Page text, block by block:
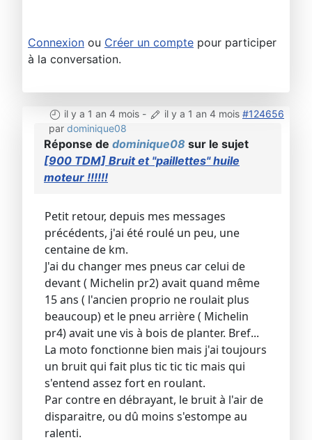
Connexion ou Créer un compte pour participer
à la conversation.
il y a 1 an 4 mois - il y a 1 an 4 mois #124656
par dominique08
Réponse de dominique08 sur le sujet
[900 TDM] Bruit et "paillettes" huile
moteur !!!!!!
Petit retour, depuis mes messages
précédents, j'ai été roulé un peu, une
centaine de km.
J'ai du changer mes pneus car celui de
devant ( Michelin pr2) avait quand même
15 ans ( l'ancien proprio ne roulait plus
beaucoup) et le pneu arrière ( Michelin
pr4) avait une vis à bois de planter. Bref...
La moto fonctionne bien mais j'ai toujours
un bruit qui fait plus tic tic tic mais qui
s'entend assez fort en roulant.
Par contre en débrayant, le bruit à l'air de
disparaitre, ou dû moins s'estompe au
ralenti.